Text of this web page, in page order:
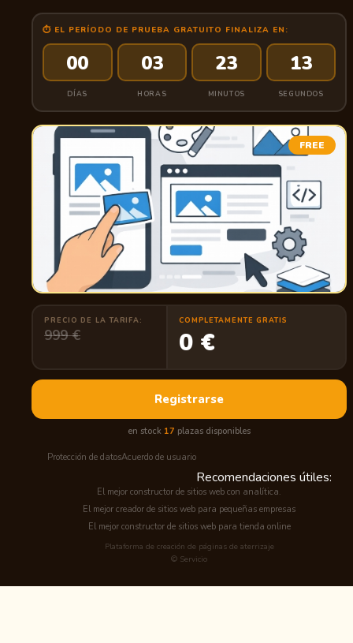
⏱ EL PERÍODO DE PRUEBA GRATUITO FINALIZA EN:
00
DÍAS
03
HORAS
23
MINUTOS
12
SEGUNDOS
FREE
PRECIO DE LA TARIFA:
999 €
COMPLETAMENTE GRATIS
0 €
Registrarse
en stock 17 plazas disponibles
Protección de datosAcuerdo de usuario
Recomendaciones útiles:
El mejor constructor de sitios web con analítica.
El mejor creador de sitios web para pequeñas empresas
El mejor constructor de sitios web para tienda online
Plataforma de creación de páginas de aterrizaje
© Servicio